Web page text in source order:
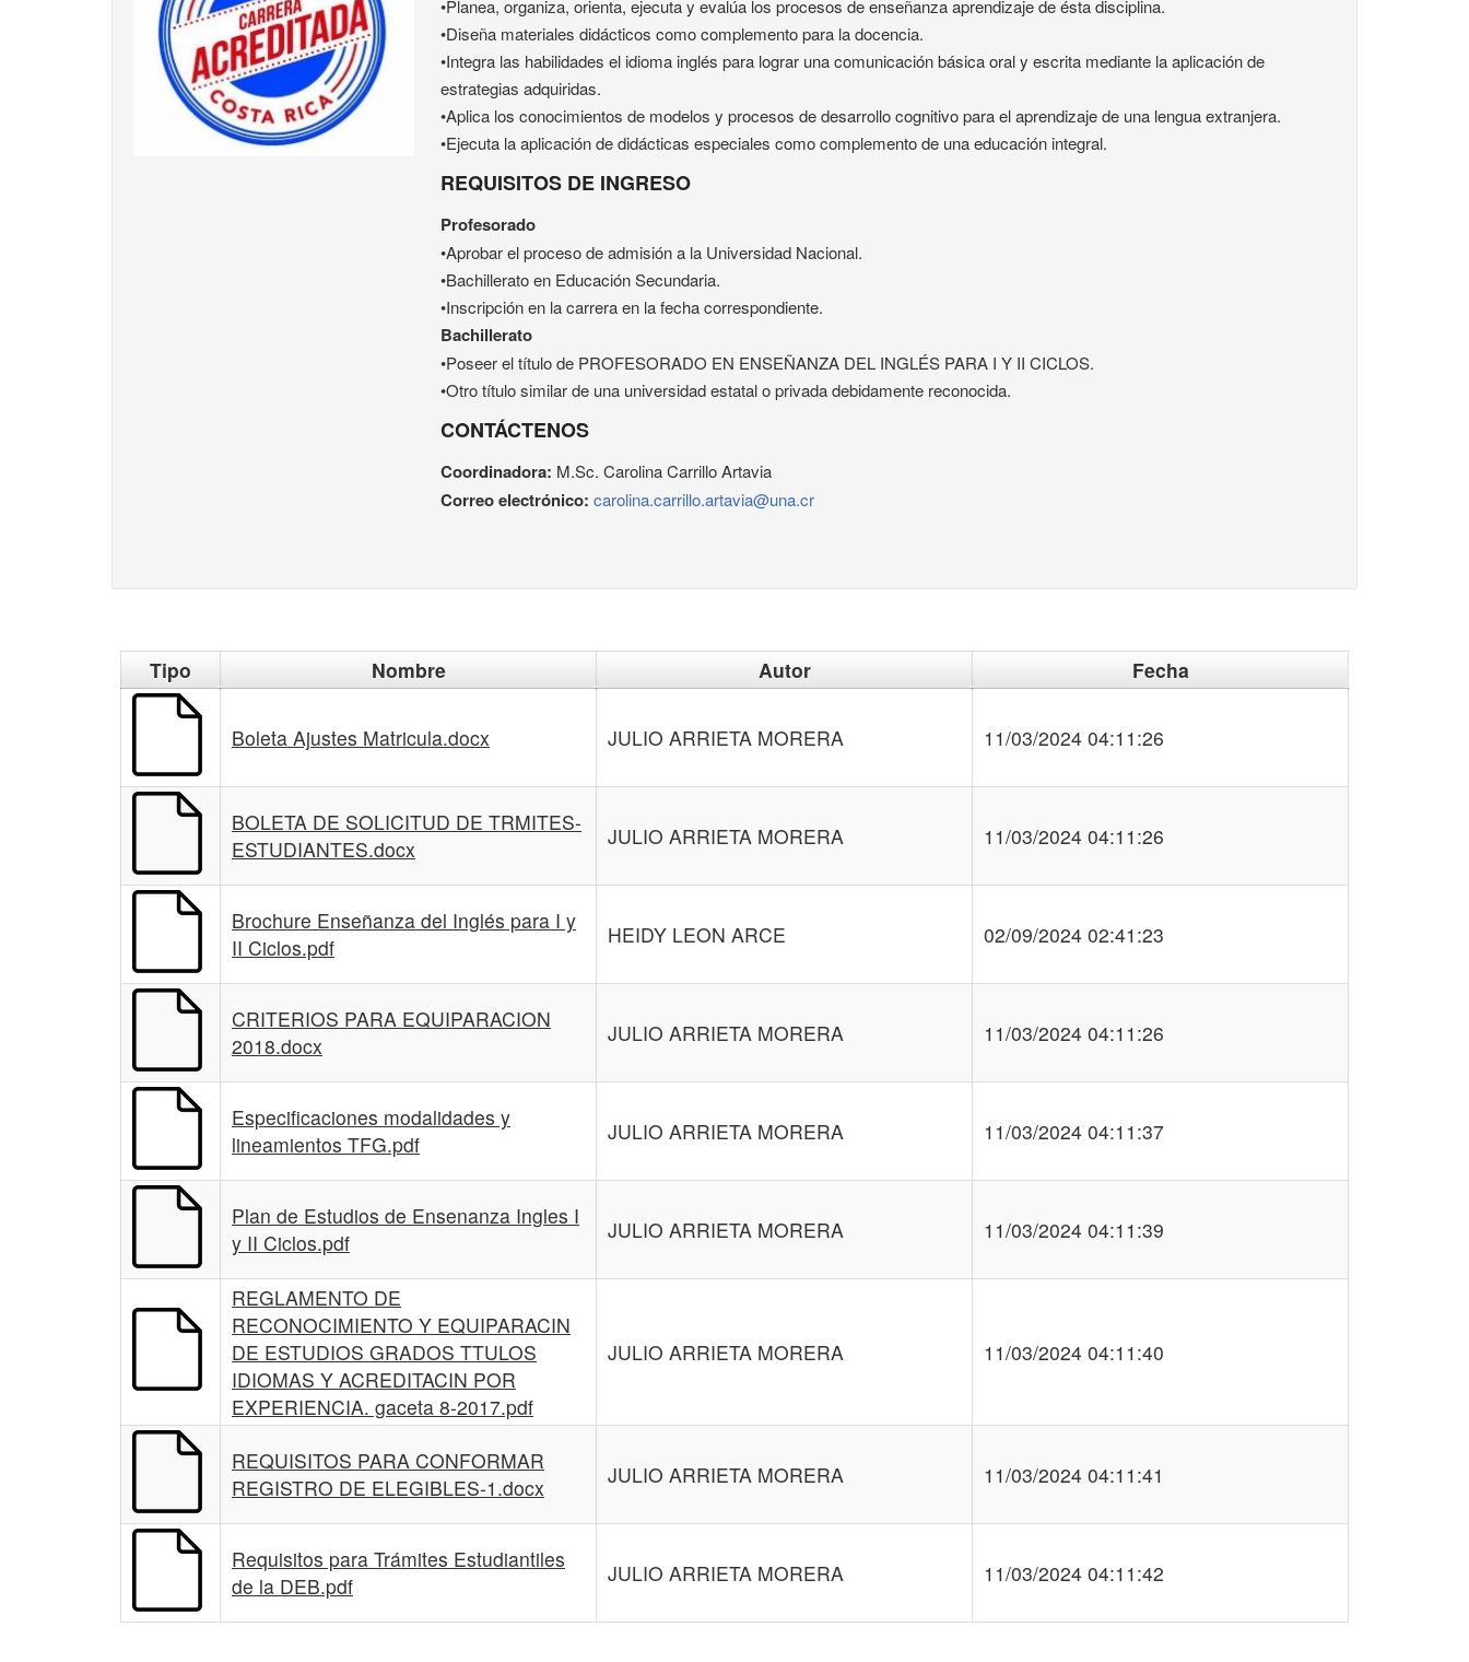
•Planea, organiza, orienta, ejecuta y evalúa los procesos de enseñanza aprendizaje de ésta disciplina.
•Diseña materiales didácticos como complemento para la docencia.
•Integra las habilidades el idioma inglés para lograr una comunicación básica oral y escrita mediante la aplicación de
estrategias adquiridas.
•Aplica los conocimientos de modelos y procesos de desarrollo cognitivo para el aprendizaje de una lengua extranjera.
•Ejecuta la aplicación de didácticas especiales como complemento de una educación integral.
REQUISITOS DE INGRESO
Profesorado
•Aprobar el proceso de admisión a la Universidad Nacional.
•Bachillerato en Educación Secundaria.
•Inscripción en la carrera en la fecha correspondiente.
Bachillerato
•Poseer el título de PROFESORADO EN ENSEÑANZA DEL INGLÉS PARA I Y II CICLOS.
•Otro título similar de una universidad estatal o privada debidamente reconocida.
CONTÁCTENOS
Coordinadora: M.Sc. Carolina Carrillo Artavia
Correo electrónico: carolina.carrillo.artavia@una.cr